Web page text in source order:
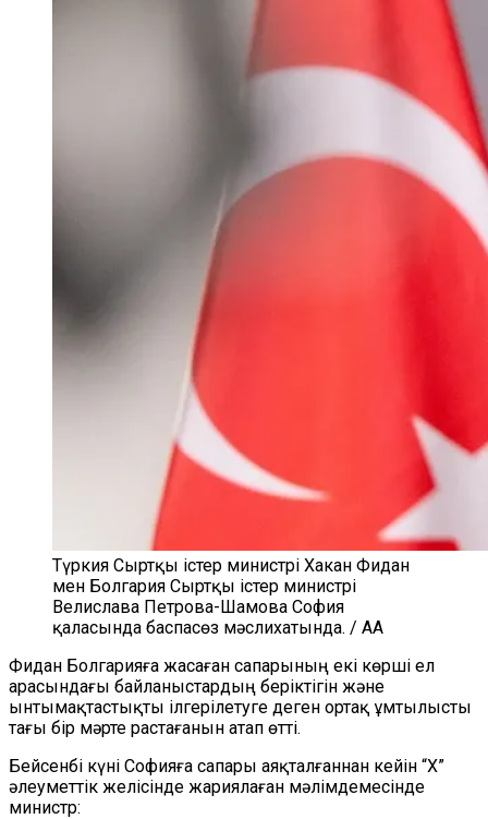
Түркия Сыртқы істер министрі Хакан Фидан
мен Болгария Сыртқы істер министрі
Велислава Петрова-Шамова София
қаласында баспасөз мәслихатында. / AA
Фидан Болгарияға жасаған сапарының екі көрші ел
арасындағы байланыстардың беріктігін және
ынтымақтастықты ілгерілетуге деген ортақ ұмтылысты
тағы бір мәрте растағанын атап өтті.
Бейсенбі күні Софияға сапары аяқталғаннан кейін “X”
әлеуметтік желісінде жариялаған мәлімдемесінде
министр: